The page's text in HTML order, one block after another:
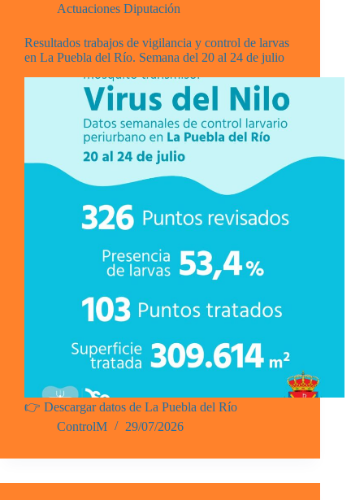
Actuaciones Diputación
Resultados trabajos de vigilancia y control de larvas
en La Puebla del Río. Semana del 20 al 24 de julio
👉 Descargar datos de La Puebla del Río
ControlM
29/07/2026